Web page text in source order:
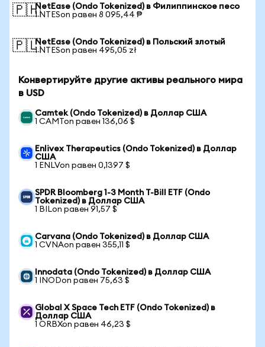
🇵🇭NetEase (Ondo Tokenized) в Филиппинское песо
1 NTESon равен 8 095,44 ₱
🇵🇱NetEase (Ondo Tokenized) в Польский злотый
1 NTESon равен 495,05 zł
Конвертируйте другие активы реального мира
в USD
Camtek (Ondo Tokenized) в Доллар США
1 CAMTon равен 136,06 $
Enlivex Therapeutics (Ondo Tokenized) в Доллар
США
1 ENLVon равен 0,1397 $
SPDR Bloomberg 1-3 Month T-Bill ETF (Ondo
Tokenized) в Доллар США
1 BILon равен 91,57 $
Carvana (Ondo Tokenized) в Доллар США
1 CVNAon равен 355,11 $
Innodata (Ondo Tokenized) в Доллар США
1 INODon равен 75,63 $
Global X Space Tech ETF (Ondo Tokenized) в
Доллар США
1 ORBXon равен 46,23 $